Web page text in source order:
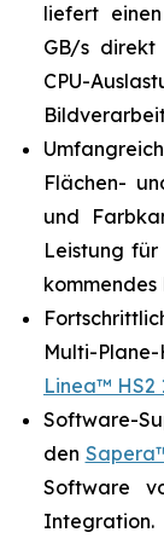
liefert
GB/s direkt
CPU-
Flächen-
und
Leistung
kommendes
Multi-
Linea™ HS2
Software-
den
Software
Integration.